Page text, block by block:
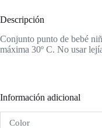
Descripción
Conjunto punto de bebé
máxima 30º C. No usar
Información adicional
Color